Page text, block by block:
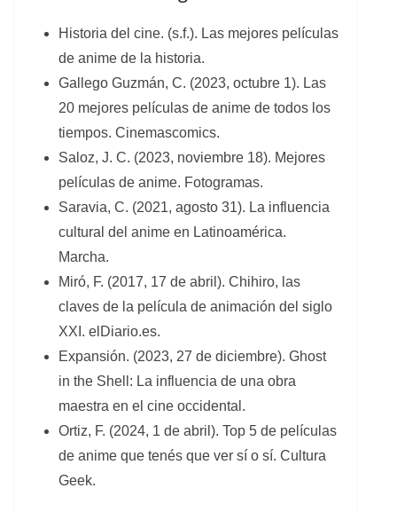
Historia del cine. (s.f.). Las mejores películas
de anime de la historia.
Gallego Guzmán, C. (2023, octubre 1). Las
20 mejores películas de anime de todos los
tiempos. Cinemascomics.
Saloz, J. C. (2023, noviembre 18). Mejores
películas de anime. Fotogramas.
Saravia, C. (2021, agosto 31). La influencia
cultural del anime en Latinoamérica.
Marcha.
Miró, F. (2017, 17 de abril). Chihiro, las
claves de la película de animación del siglo
XXI. elDiario.es.
Expansión. (2023, 27 de diciembre). Ghost
in the Shell: La influencia de una obra
maestra en el cine occidental.
Ortiz, F. (2024, 1 de abril). Top 5 de películas
de anime que tenés que ver sí o sí. Cultura
Geek.